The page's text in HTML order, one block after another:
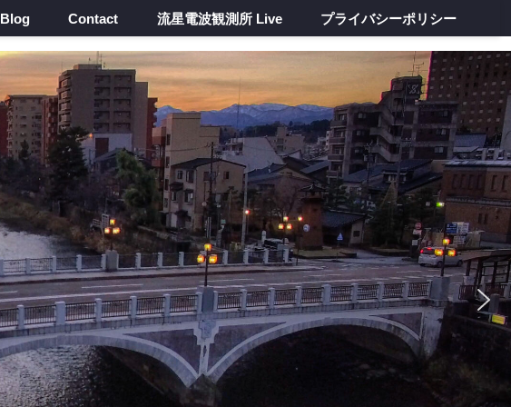
Blog Contact 流星電波観測所 Live プライバシーポリシー